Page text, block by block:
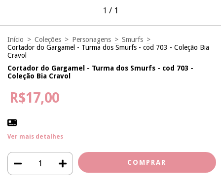
1 / 1
Início > Coleções > Personagens > Smurfs >
Cortador do Gargamel - Turma dos Smurfs - cod 703 - Coleção Bia
Cravol
Cortador do Gargamel - Turma dos Smurfs - cod 703 -
Coleção Bia Cravol
R$17,00
Ver mais detalhes